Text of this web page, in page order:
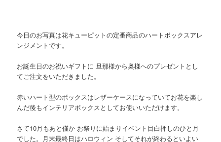
今日のお写真は花キューピットの定番商品のハートボックスアレ
ンジメントです。
お誕生日のお祝いギフトに 旦那様から奥様へのプレゼントとし
てご注文をいただきました。
赤いハート型のボックスはレザーケースになっていてお花を楽し
んだ後もインテリアボックスとしてお使いいただけます。
さて10月もあと僅か お祭りに始まりイベント目白押しのひと月
でした。月末最終日はハロウィン そしてそれが終わるといよい